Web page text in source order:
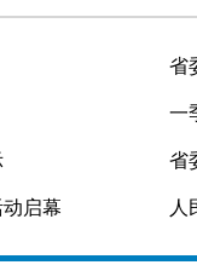
省
一
省
启幕 人